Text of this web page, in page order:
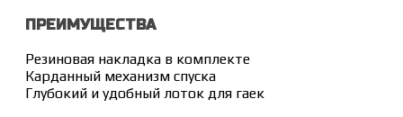
ПРЕИМУЩЕСТВА
Резиновая накладка в комплекте
Карданный механизм спуска
Глубокий и удобный лоток для гаек